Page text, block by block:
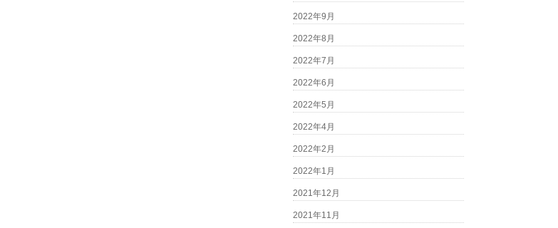
2022年9月
2022年8月
2022年7月
2022年6月
2022年5月
2022年4月
2022年2月
2022年1月
2021年12月
2021年11月